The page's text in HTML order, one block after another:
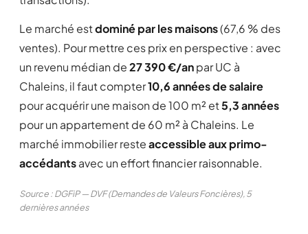
Le marché estdominé par les maisons(67,6 % des
ventes). Pour mettre ces prix en perspective : avec
un revenu médian de27 390 €/anpar UC à
Chaleins, il faut compter10,6 années de salaire
pour acquérir une maison de 100 m² et5,3 années
pour un appartement de 60 m² à Chaleins. Le
marché immobilier resteaccessible aux primo-
accédantsavec un effort financier raisonnable.
Source : DGFiP — DVF (Demandes de Valeurs Foncières), 5
dernières années